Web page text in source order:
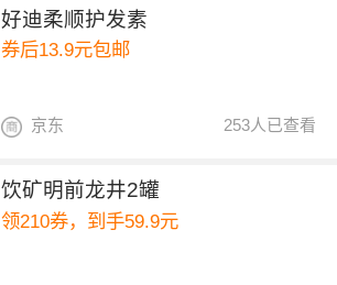
好迪柔顺护发素
券后13.9元包邮
253人已查看
京东
饮矿明前龙井2罐
领210券，到手59.9元